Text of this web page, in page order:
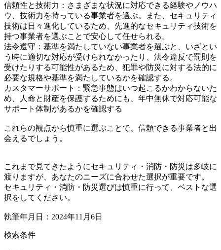
信頼性と技術力：さまざまな状況に対応できる経験やノウハ
ウ、技術力を持っている事業者を選ぶ。また、セキュリティ
技術は日々進化しているため、先進的なセキュリティ技術を
持つ事業者を選ぶことで安心して任せられる。
法令遵守：基準を満たしていない事業者を選ぶと、いざとい
う時に適切な対応が受けられなかったり、法令違反で罰則を
受けたりする可能性があるため、犯罪や防災に対する法的に
必要な規格や基準を満たしているかを確認する。
カスタマーサポート：緊急事態はいつ起こるかわからないた
め、人命と財産を保護するためにも、年中無休で対応可能な
サポート体制があるかを確認する
これらの観点から慎重に選ぶことで、信頼できる事業者と出
会えるでしょう。
これまで見てきたようにセキュリティ・消防・防災は多岐に
渡りますが、あなたのニーズに合わせた選択が重要です。
セキュリティ・消防・防災選びは慎重に行って、ベストな選
択をしてください。
執筆年月日：2024年11月6日
検索条件